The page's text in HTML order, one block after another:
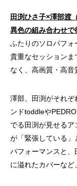
田渕ひさ子×澤部渡
異色の組み合わせ
ふたりのソロパフ
貴重なセッションま
なく、高画質・高音
澤部、田渕がそれ
ンドtoddleや
でる田渕が見せる
が「緊張している」
パフォーマンスと
に溢れたカバーなど